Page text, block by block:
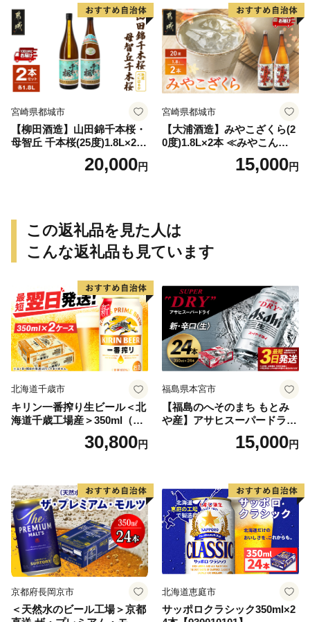
宮崎県都城市
【柳田酒造】山田錦千本桜・
母智丘 千本桜(25度)1.8L×2本
≪みやこんじょ特急便≫_AC
20,000円
宮崎県都城市
【大浦酒造】みやこざくら(2
0度)1.8L×2本 ≪みやこんじょ
特急便≫_MJ-077115,000円
この返礼品を見た人は
こんな返礼品も見ています
北海道千歳市
キリン一番搾り生ビール＜北
海道千歳工場産＞350ml（24
30,800円
福島県本宮市
【福島のへそのまち もとみ
や産】アサヒスーパードライ
350ml×24本 合計8.4L 1ケー
ス アルコール度数5% 缶ビー
口 送料無料 カメイ 本宮市
【07214-0206】
15,000円
京都府長岡京市
＜天然水のビール工場＞京都
北海道恵庭市
サッポロクラシック350ml×2